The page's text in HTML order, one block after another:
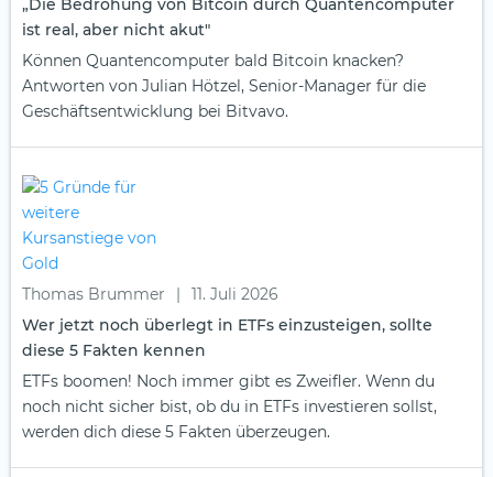
„Die Bedrohung von Bitcoin durch Quantencomputer
ist real, aber nicht akut"
Können Quantencomputer bald Bitcoin knacken?
Antworten von Julian Hötzel, Senior-Manager für die
Geschäftsentwicklung bei Bitvavo.
Thomas Brummer |
11. Juli 2026
Wer jetzt noch überlegt in ETFs einzusteigen, sollte
diese 5 Fakten kennen
ETFs boomen! Noch immer gibt es Zweifler. Wenn du
noch nicht sicher bist, ob du in ETFs investieren sollst,
werden dich diese 5 Fakten überzeugen.